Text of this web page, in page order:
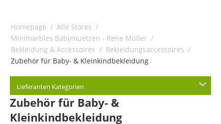
Homepage / Alle Stores /
Minimarbles Babymuetzen - Rene Müller /
Bekleidung & Accessoires / Bekleidungsaccessoires /
Zubehör für Baby- & Kleinkindbekleidung
Lieferanten Kategorien
Zubehör für Baby- &
Kleinkindbekleidung